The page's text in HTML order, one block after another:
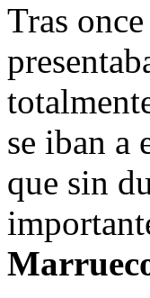
Tras
se iban a
que sin